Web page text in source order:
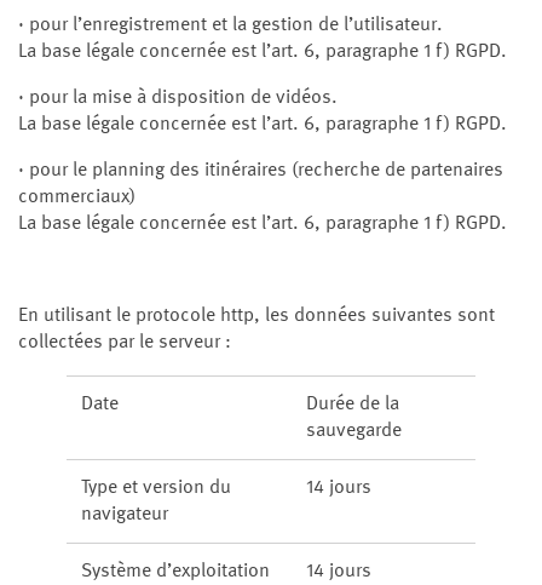
· pour l’enregistrement et la gestion de l’utilisateur.
La base légale concernée est l’art. 6, paragraphe 1 f) RGPD.
· pour la mise à disposition de vidéos.
La base légale concernée est l’art. 6, paragraphe 1 f) RGPD.
· pour le planning des itinéraires (recherche de partenaires
commerciaux)
La base légale concernée est l’art. 6, paragraphe 1 f) RGPD.
En utilisant le protocole http, les données suivantes sont
collectées par le serveur :
Date
Durée de la
sauvegarde
Type et version du
navigateur
14 jours
Système d’exploitation
14 jours